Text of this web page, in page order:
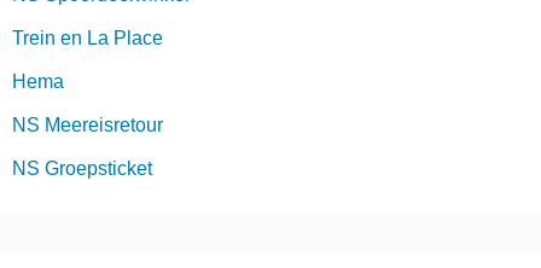
Trein en La Place
Hema
NS Meereisretour
NS Groepsticket